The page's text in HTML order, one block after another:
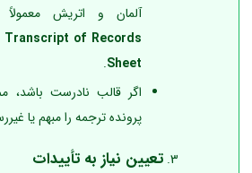
آلمان و اتریش
Transcript of Records
Sheet
.
اگر قالب نادرست باشد،
پرونده ترجمه را مبهم یا
تعیین نیاز به تأییدات